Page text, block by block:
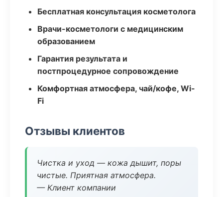
Бесплатная консультация косметолога
Врачи-косметологи с медицинским
образованием
Гарантия результата и
постпроцедурное сопровождение
Комфортная атмосфера, чай/кофе, Wi-
Fi
Отзывы клиентов
Чистка и уход — кожа дышит, поры
чистые. Приятная атмосфера.
— Клиент компании